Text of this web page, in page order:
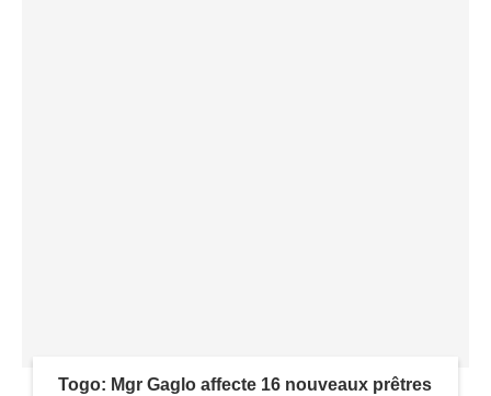
Togo: Mgr Gaglo affecte 16 nouveaux prêtres